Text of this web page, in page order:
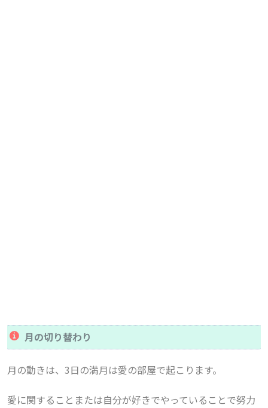
月の切り替わり
月の動きは、3日の満月は愛の部屋で起こります。
愛に関することまたは自分が好きでやっていることで努力